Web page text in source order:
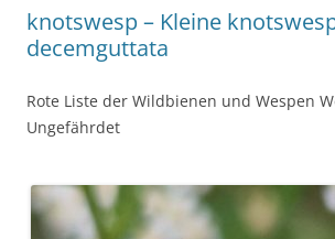
knotswesp – Kleine
decemguttata
Rote Liste der Wildbienen und Wespen
Ungefährdet